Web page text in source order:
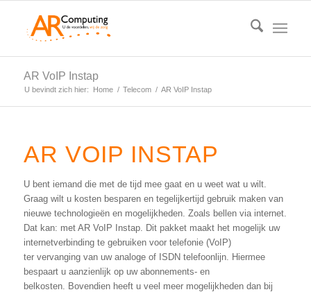
AR VoIP Instap
U bevindt zich hier: Home / Telecom / AR VoIP Instap
AR VOIP INSTAP
U bent iemand die met de tijd mee gaat en u weet wat u wilt.
Graag wilt u kosten besparen en tegelijkertijd gebruik maken van
nieuwe technologieën en mogelijkheden. Zoals bellen via internet.
Dat kan: met AR VoIP Instap. Dit pakket maakt het mogelijk uw
internetverbinding te gebruiken voor telefonie (VoIP)
ter vervanging van uw analoge of ISDN telefoonlijn. Hiermee
bespaart u aanzienlijk op uw abonnements- en
belkosten. Bovendien heeft u veel meer mogelijkheden dan bij